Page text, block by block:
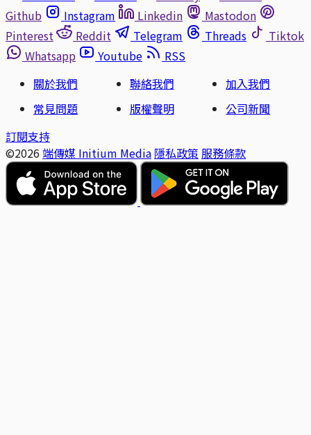
Github
Instagram Linkedin
Mastodon
Pinterest
Reddit Telegram Threads
Tiktok
Whatsapp
Youtube
RSS
關於我們
聯絡我們
加入我們
常見問題
版權聲明
公司新聞
訂閱支持
©2026 端傳媒 Initium Media 隱私政策 服務條款